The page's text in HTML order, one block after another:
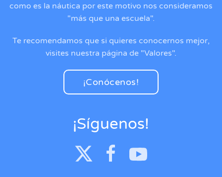
como es la náutica por este motivo nos consideramos
"más que una escuela".
Te recomendamos que si quieres conocernos mejor,
visites nuestra página de "Valores".
¡Conócenos!
¡Síguenos!